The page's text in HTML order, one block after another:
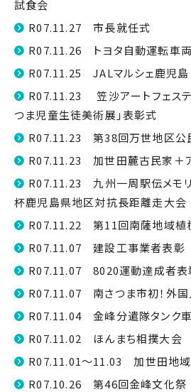
試食会
R07.11.27 市長就任式
R07.11.26 トヨタ自動運転車
R07.11.25 JALマルシェ鹿児島
R07.11.23 笠沙アートフェステ
つま児童生徒美術展」表彰式
R07.11.23 第38回万世地区公
R07.11.23 加世田麓古民家＋
R07.11.23 九州一周駅伝メモ
杯鹿児島県地区対抗長距離走大会
R07.11.22 第11回南薩地域植
R07.11.07 建設工事業者表彰
R07.11.07 8020運動達成者表
R07.11.07 南さつま市初！外
R07.11.04 金峰分遣隊タンク
R07.11.02 ほんまち相撲大会
R07.11.01～11.03 加世田地
R07.10.26 第46回金峰文化祭